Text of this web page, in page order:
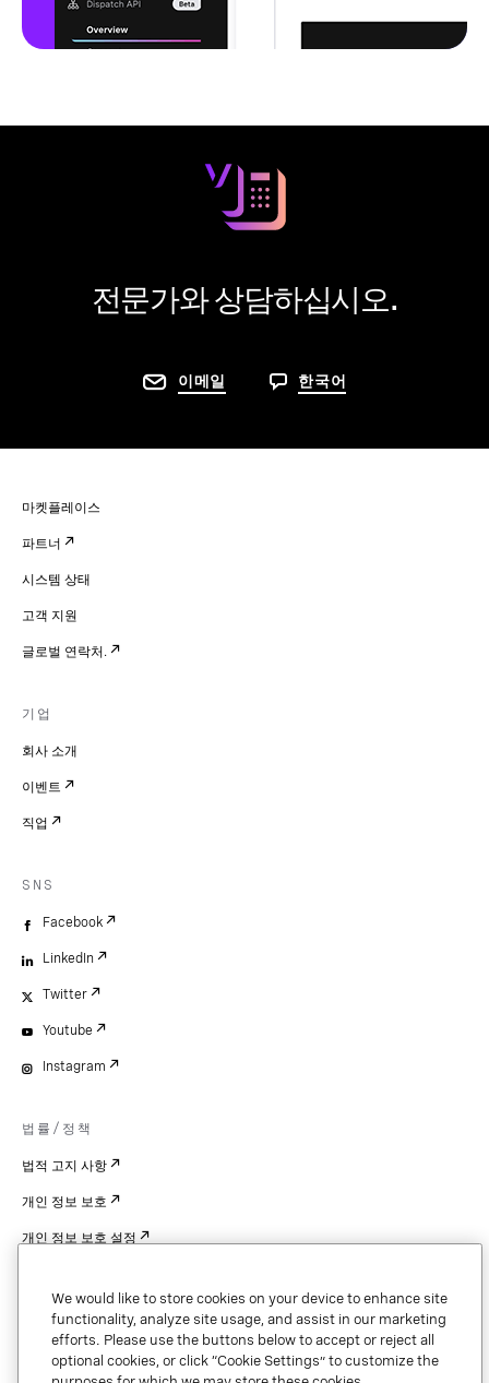
전문가와 상담하십시오.
이메일 한국어
마켓플레이스
파트너
시스템 상태
고객 지원
글로벌 연락처.
기업
회사 소개
이벤트
직업
SNS
Facebook
LinkedIn
Twitter
Youtube
Instagram
법률/정책
법적 고지 사항
개인 정보 보호
개인 정보 보호 설정
저작권
We would like to store cookies on your device to enhance site
functionality, analyze site usage, and assist in our marketing
efforts. Please use the buttons below to accept or reject all
optional cookies, or click “Cookie Settings” to customize the